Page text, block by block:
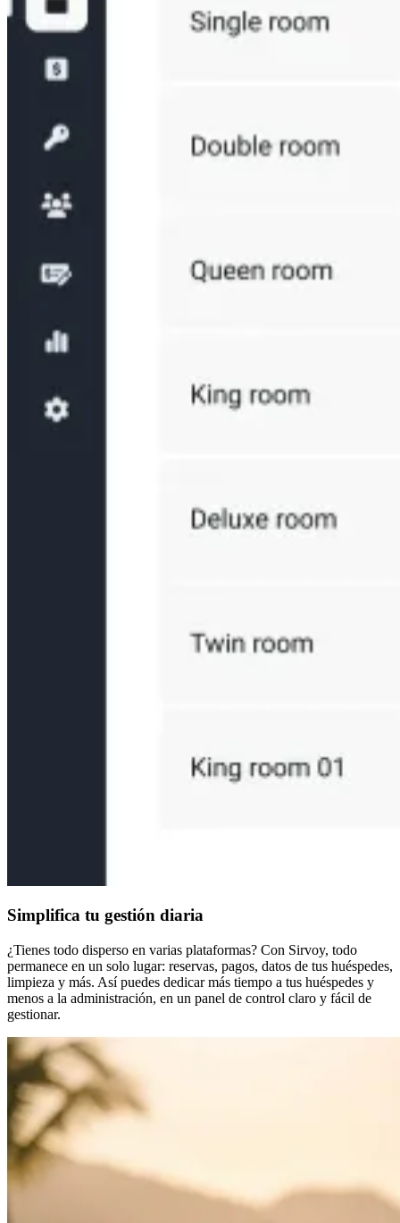
Simplifica tu gestión diaria
¿Tienes todo disperso en varias plataformas? Con Sirvoy, todo
permanece en un solo lugar: reservas, pagos, datos de tus huéspedes,
limpieza y más. Así puedes dedicar más tiempo a tus huéspedes y
menos a la administración, en un panel de control claro y fácil de
gestionar.